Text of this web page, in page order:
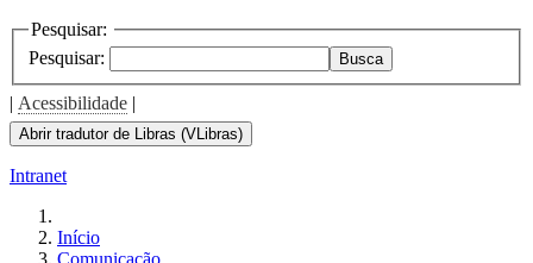
Pesquisar:
Pesquisar:
Busca
| Acessibilidade |
Abrir tradutor de Libras (VLibras)
Intranet
Início